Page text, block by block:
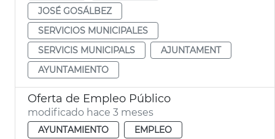
JOSÉ GOSÁLBEZ
SERVICIOS MUNICIPALES
SERVICIS MUNICIPALS
AJUNTAMENT
AYUNTAMIENTO
Oferta de Empleo Público
modificado hace 3 meses
AYUNTAMIENTO
EMPLEO